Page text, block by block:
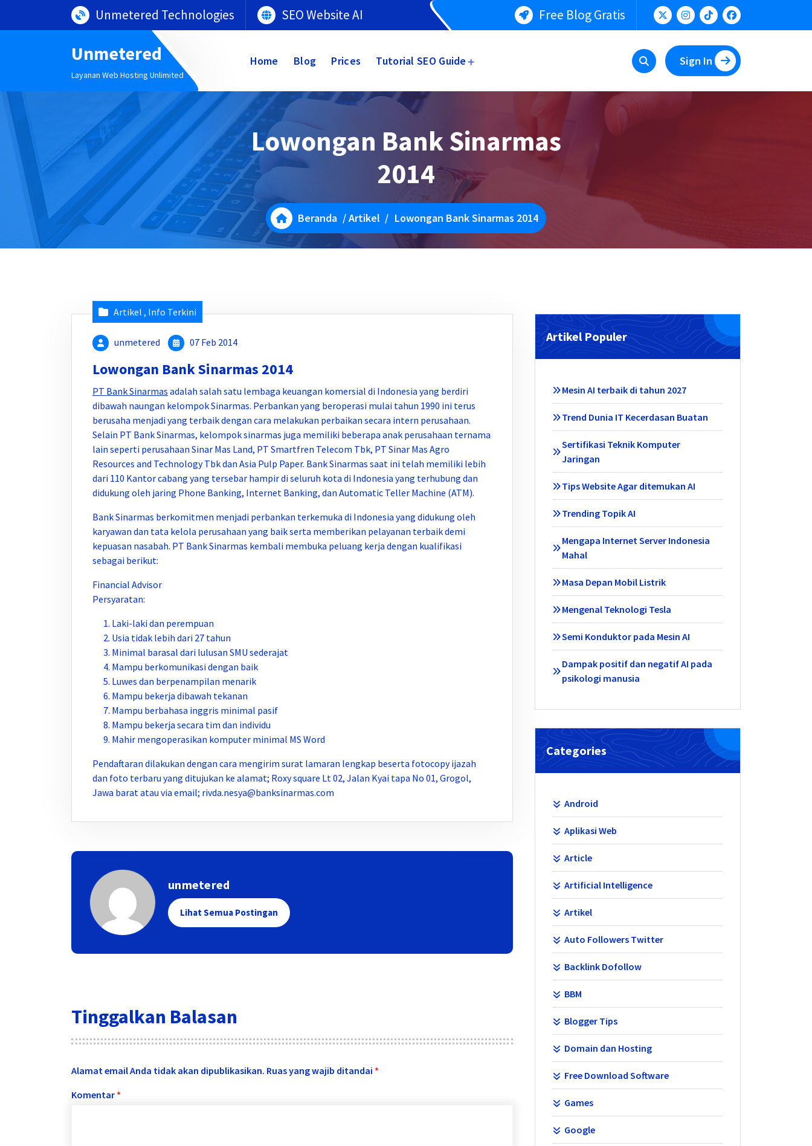
Unmetered Technologies SEO Website AI Free Blog Gratis
Unmetered
Layanan Web Hosting Unlimited
Home Blog Prices Tutorial SEO Guide Sign In
Lowongan Bank Sinarmas
2014
Beranda /Artikel / Lowongan Bank Sinarmas 2014
Artikel , Info Terkini
unmetered 07 Feb 2014
Lowongan Bank Sinarmas 2014
PT Bank Sinarmas adalah salah satu lembaga keuangan komersial di Indonesia yang berdiri
dibawah naungan kelompok Sinarmas. Perbankan yang beroperasi mulai tahun 1990 ini terus
berusaha menjadi yang terbaik dengan cara melakukan perbaikan secara intern perusahaan.
Selain PT Bank Sinarmas, kelompok sinarmas juga memiliki beberapa anak perusahaan ternama
lain seperti perusahaan Sinar Mas Land, PT Smartfren Telecom Tbk, PT Sinar Mas Agro
Resources and Technology Tbk dan Asia Pulp Paper. Bank Sinarmas saat ini telah memiliki lebih
dari 110 Kantor cabang yang tersebar hampir di seluruh kota di Indonesia yang terhubung dan
didukung oleh jaring Phone Banking, Internet Banking, dan Automatic Teller Machine (ATM).
Bank Sinarmas berkomitmen menjadi perbankan terkemuka di Indonesia yang didukung oleh
karyawan dan tata kelola perusahaan yang baik serta memberikan pelayanan terbaik demi
kepuasan nasabah. PT Bank Sinarmas kembali membuka peluang kerja dengan kualifikasi
sebagai berikut:
Financial Advisor
Persyaratan:
Laki-laki dan perempuan
Usia tidak lebih dari 27 tahun
Minimal barasal dari lulusan SMU sederajat
Mampu berkomunikasi dengan baik
Luwes dan berpenampilan menarik
Mampu bekerja dibawah tekanan
Mampu berbahasa inggris minimal pasif
Mampu bekerja secara tim dan individu
Mahir mengoperasikan komputer minimal MS Word
Pendaftaran dilakukan dengan cara mengirim surat lamaran lengkap beserta fotocopy ijazah
dan foto terbaru yang ditujukan ke alamat; Roxy square Lt 02, Jalan Kyai tapa No 01, Grogol,
Jawa barat atau via email; rivda.nesya@banksinarmas.com
unmetered
Lihat Semua Postingan
Tinggalkan Balasan
Alamat email Anda tidak akan dipublikasikan. Ruas yang wajib ditandai *
Komentar *
Artikel Populer
Mesin AI terbaik di tahun 2027
Trend Dunia IT Kecerdasan Buatan
Sertifikasi Teknik Komputer
Jaringan
Tips Website Agar ditemukan AI
Trending Topik AI
Mengapa Internet Server Indonesia
Mahal
Masa Depan Mobil Listrik
Mengenal Teknologi Tesla
Semi Konduktor pada Mesin AI
Dampak positif dan negatif AI pada
psikologi manusia
Categories
Android
Aplikasi Web
Article
Artificial Intelligence
Artikel
Auto Followers Twitter
Backlink Dofollow
BBM
Blogger Tips
Domain dan Hosting
Free Download Software
Games
Google